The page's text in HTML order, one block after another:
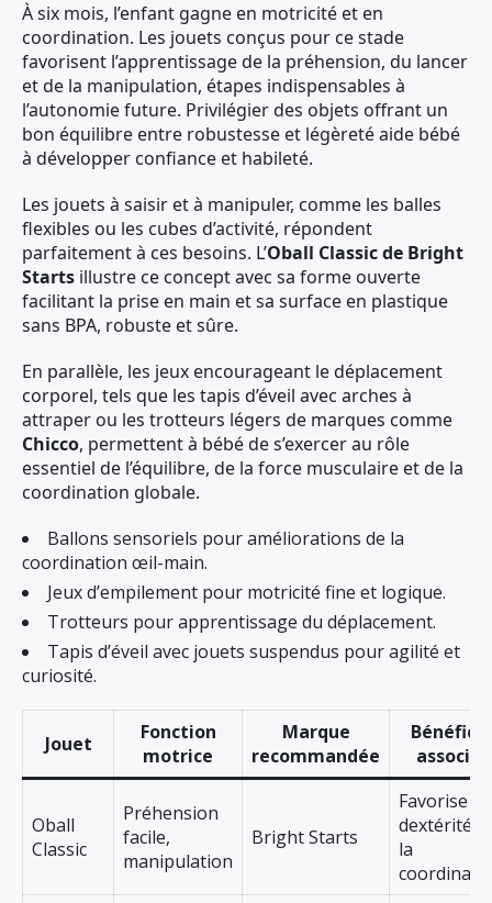
À six mois, l’enfant gagne en motricité et en
coordination. Les jouets conçus pour ce stade
favorisent l’apprentissage de la préhension, du lancer
et de la manipulation, étapes indispensables à
l’autonomie future. Privilégier des objets offrant un
bon équilibre entre robustesse et légèreté aide bébé
à développer confiance et habileté.
Les jouets à saisir et à manipuler, comme les balles
flexibles ou les cubes d’activité, répondent
parfaitement à ces besoins. L’Oball Classic de Bright
Starts illustre ce concept avec sa forme ouverte
facilitant la prise en main et sa surface en plastique
sans BPA, robuste et sûre.
En parallèle, les jeux encourageant le déplacement
corporel, tels que les tapis d’éveil avec arches à
attraper ou les trotteurs légers de marques comme
Chicco, permettent à bébé de s’exercer au rôle
essentiel de l’équilibre, de la force musculaire et de la
coordination globale.
Ballons sensoriels pour améliorations de la
coordination œil-main.
Jeux d’empilement pour motricité fine et logique.
Trotteurs pour apprentissage du déplacement.
Tapis d’éveil avec jouets suspendus pour agilité et
curiosité.
Jouet
Fonction
motrice
Marque
recommandée
associés
Oball
Classic
Préhension
facile,
manipulation
Bright Starts
Favorise la
dextérité et
la